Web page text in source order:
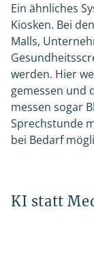
Ein ähnliches
Kiosken. Bei
Malls,
werden. Hier
gemessen und
messen sogar
Sprechstunde
bei Bedarf
KI statt